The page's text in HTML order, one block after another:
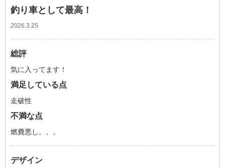
釣り車として最高！
2026.3.25
総評
気に入ってます！
満足している点
走破性
不満な点
燃費悪し。。。
デザイン